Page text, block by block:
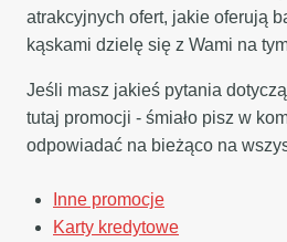
atrakcyjnych ofert, jakie oferują
kąskami dzielę się z Wami na
Jeśli masz jakieś pytania
tutaj promocji - śmiało pisz w
odpowiadać na bieżąco na
Inne promocje
Karty kredytowe